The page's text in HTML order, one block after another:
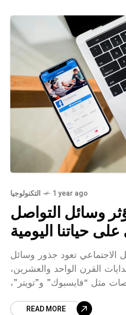
التكنولوجيا 1 year ago
وسائل التواصل
حياتنا اليومية
الاجتماعي تعود جذور وسائل
القرن الواحد والعشرين،
مثل “فايسبوك” و”تويتر”،
READ MORE